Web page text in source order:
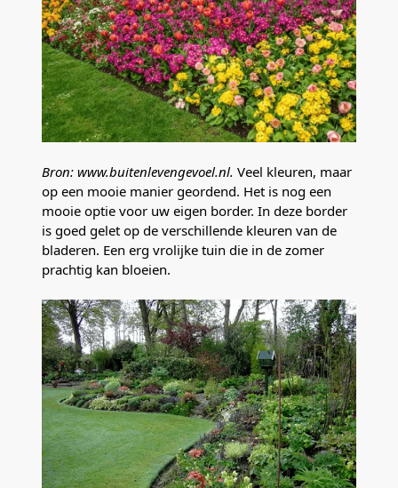
Bron: www.buitenlevengevoel.nl. Veel kleuren, maar
op een mooie manier geordend. Het is nog een
mooie optie voor uw eigen border. In deze border
is goed gelet op de verschillende kleuren van de
bladeren. Een erg vrolijke tuin die in de zomer
prachtig kan bloeien.